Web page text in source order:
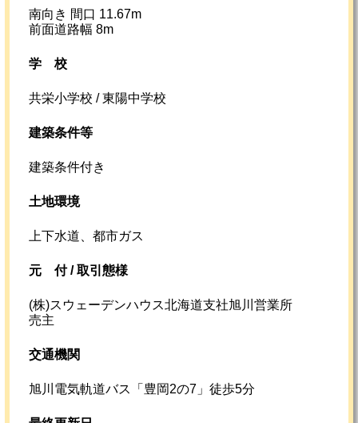
南向き 間口 11.67m
前面道路幅 8m
学校
共栄小学校 / 東陽中学校
建築条件等
建築条件付き
土地環境
上下水道、都市ガス
元 付 /取引態様
(株)スウェーデンハウス北海道支社旭川営業所
売主
交通機関
旭川電気軌道バス「豊岡2の7」徒歩5分